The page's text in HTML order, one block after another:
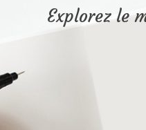
Explorez le